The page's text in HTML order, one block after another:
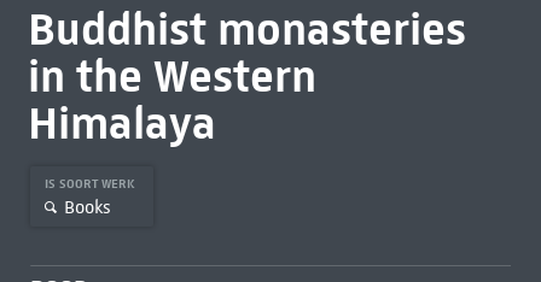
Buddhist monasteries
in the Western
Himalaya
IS SOORT WERK
Books